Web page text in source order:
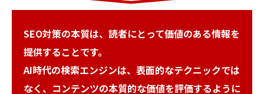
SEO対策の本質は、読者にとって価値のある情報を
提供することです。
AI時代の検索エンジンは、表面的なテクニックでは
なく、コンテンツの本質的な価値を評価するように